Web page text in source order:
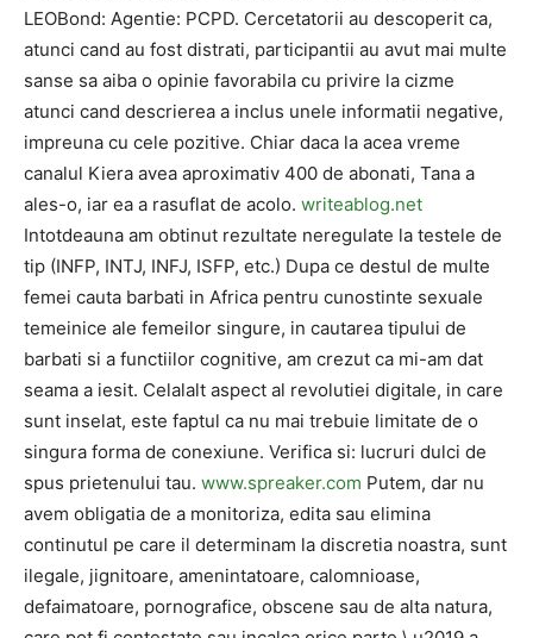
LEOBond: Agentie: PCPD. Cercetatorii au descoperit ca,
atunci cand au fost distrati, participantii au avut mai multe
sanse sa aiba o opinie favorabila cu privire la cizme
atunci cand descrierea a inclus unele informatii negative,
impreuna cu cele pozitive. Chiar daca la acea vreme
canalul Kiera avea aproximativ 400 de abonati, Tana a
ales-o, iar ea a rasuflat de acolo. writeablog.net
Intotdeauna am obtinut rezultate neregulate la testele de
tip (INFP, INTJ, INFJ, ISFP, etc.) Dupa ce destul de multe
femei cauta barbati in Africa pentru cunostinte sexuale
temeinice ale femeilor singure, in cautarea tipului de
barbati si a functiilor cognitive, am crezut ca mi-am dat
seama a iesit. Celalalt aspect al revolutiei digitale, in care
sunt inselat, este faptul ca nu mai trebuie limitate de o
singura forma de conexiune. Verifica si: lucruri dulci de
spus prietenului tau. www.spreaker.com Putem, dar nu
avem obligatia de a monitoriza, edita sau elimina
continutul pe care il determinam la discretia noastra, sunt
ilegale, jignitoare, amenintatoare, calomnioase,
defaimatoare, pornografice, obscene sau de alta natura,